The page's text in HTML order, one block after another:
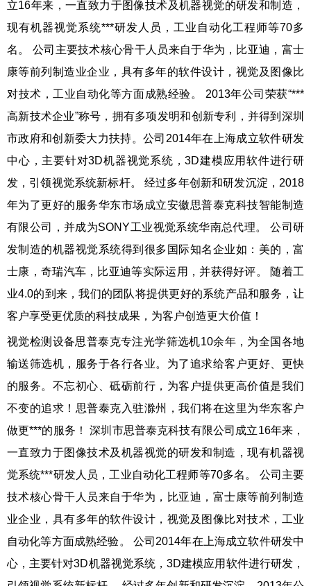
立16年来，一直致力于图像技术及机器视觉的研发和制造，
现有机器视觉系统***研发人员，工业自动化工程师等70多
名。 公司主要技术核心骨干人员来自于华为，比亚迪，富士
康等前列制造业企业，具有多年的软件设计，视觉及图像比
对技术，工业自动化等方面成熟经验。 2013年公司荣获“***
高新技术企业”称号，拥有多项发明和创新专利，并得到深圳
市政府和创新委大力扶持。公司2014年在上海成立软件研发
中心，主要针对3D机器视觉系统，3D建模应用软件进行研
发，引领视觉系统新标杆。 经过多年创新和研发沉淀，2018
年为了更好的服务华东市场成立安徽思普泰克科技智能制造
有限公司，并成为SONY工业视觉系统华南总代理。 公司研
发制造的机器视觉系统得到很多国际知名企业如：美的，富
士康，奇瑞汽车，比亚迪等实际运用，并获得好评。 随着工
业4.0的到来，我们的团队将提供更好的系统产品和服务，让
客户享受更优质的科技成果，为客户创造更大价值！
视觉检测设备思普泰克专注光学筛选机10余年，为全国各地
输送筛选机，服务于各行各业。为了追求给客户更好、更快
的服务。不忘初心、砥砺前行，为客户提供更高价值是我们
不变的追求！思普泰克入驻滁州，我们将在这里为华东客户
做更***的服务！ 深圳市思普泰克科技有限公司成立16年来，
一直致力于图像技术及机器视觉的研发和制造，现有机器视
觉系统***研发人员，工业自动化工程师等70多名。 公司主要
技术核心骨干人员来自于华为，比亚迪，富士康等前列制造
业企业，具有多年的软件设计，视觉及图像比对技术，工业
自动化等方面成熟经验。 公司2014年在上海成立软件研发中
心，主要针对3D机器视觉系统，3D建模应用软件进行研发，